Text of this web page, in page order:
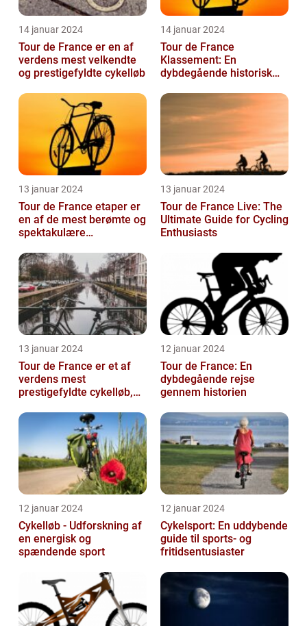
14 januar 2024
Tour de France er en af
verdens mest velkendte
og prestigefyldte cykelløb
14 januar 2024
Tour de France
Klassement: En
dybdegående historisk
13 januar 2024
Tour de France etaper er
en af de mest berømte og
spektakulære
professionel c...
13 januar 2024
Tour de France Live: The
Ultimate Guide for Cycling
Enthusiasts
13 januar 2024
Tour de France er et af
verdens mest
prestigefyldte cykelløb,
opmærksomhed fra
sports...
12 januar 2024
Tour de France: En
dybdegående rejse
gennem historien
12 januar 2024
Cykelløb - Udforskning af
en energisk og
spændende sport
12 januar 2024
Cykelsport: En uddybende
guide til sports- og
fritidsentusiaster